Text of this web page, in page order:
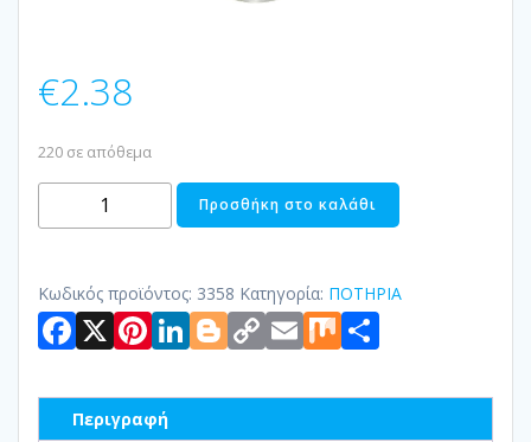
€2.38
220 σε απόθεμα
ΠΟΤΗΡΙ
ΣΑΜΠΑΝΙΑΣ
Προσθήκη στο καλάθι
Κωδικός προϊόντος: 3358 Κατηγορία: ΠΟΤΗΡΙΑ
Facebook
X Pinterest
LinkedIn
Blogger
Copy
Link
Email
Mix
Περιγραφή